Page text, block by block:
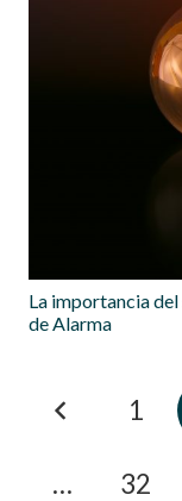
La importancia
de Alarma
1
… 32